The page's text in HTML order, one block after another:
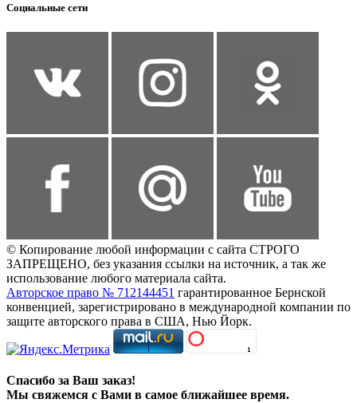
Социальные сети
© Копирование любой информации с сайта СТРОГО
ЗАПРЕЩЕНО, без указания ссылки на источник, а так же
использование любого материала сайта.
Авторское право № 712144451 гарантированное Бернской
конвенцией, зарегистрировано в международной компании по
защите авторского права в США, Нью Йорк.
Спасибо за Ваш заказ!
Мы свяжемся с Вами в самое ближайшее время.